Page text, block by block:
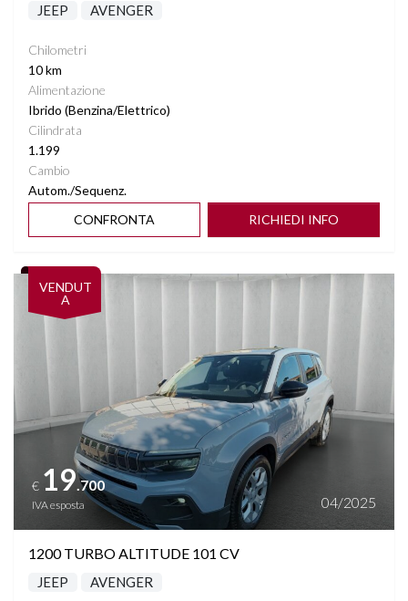
JEEP AVENGER
Chilometri
10 km
Alimentazione
Ibrido (Benzina/Elettrico)
Cilindrata
1.199
Cambio
Autom./Sequenz.
CONFRONTA
RICHIEDI INFO
VENDUT
A
Vedi dettagli
€ 19.700
IVA esposta 04/2025
1200 TURBO ALTITUDE 101 CV
JEEP AVENGER